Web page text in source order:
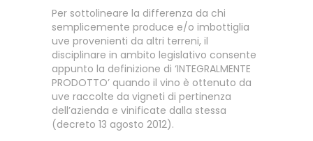
Per sottolineare la differenza da chi
semplicemente produce e/o imbottiglia
uve provenienti da altri terreni, il
disciplinare in ambito legislativo consente
appunto la definizione di ‘INTEGRALMENTE
PRODOTTO’ quando il vino è ottenuto da
uve raccolte da vigneti di pertinenza
dell’azienda e vinificate dalla stessa
(decreto 13 agosto 2012).